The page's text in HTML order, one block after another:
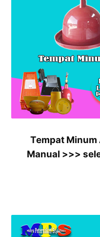
Tempat Minum
Manual >>>